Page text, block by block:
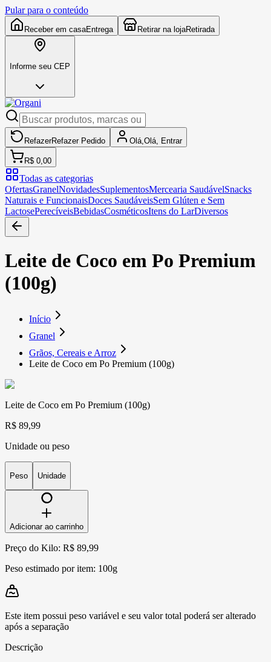
Pular para o conteúdo
Receber em casaEntrega Retirar na lojaRetirada
Informe seu CEP
RefazerRefazer Pedido Olá, Olá, Entrar
R$ 0,00
Todas as categorias
OfertasGranelNovidadesSuplementosMercearia SaudávelSnacks
Naturais e FuncionaisDoces SaudáveisSem Glúten e Sem
LactosePerecíveisBebidasCosméticosItens do LarDiversos
Leite de Coco em Po Premium
(100g)
Início
Granel
Grãos, Cereais e Arroz
Leite de Coco em Po Premium (100g)
Leite de Coco em Po Premium (100g)
R$ 89,99
Unidade ou peso
Peso Unidade
Adicionar ao carrinho
Preço do Kilo: R$ 89,99
Peso estimado por item: 100g
Este item possui peso variável e seu valor total poderá ser alterado
após a separação
Descrição